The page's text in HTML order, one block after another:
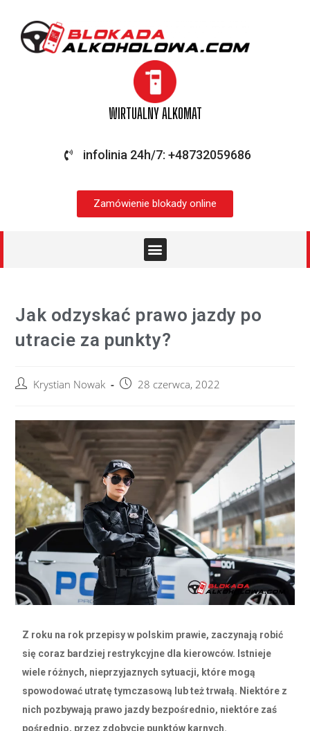
WIRTUALNY ALKOMAT
infolinia 24h/7: +48732059686
Zamówienie blokady online
Jak odzyskać prawo jazdy po
utracie za punkty?
Krystian Nowak 28 czerwca, 2022
Z roku na rok przepisy w polskim prawie, zaczynają robić
się coraz bardziej restrykcyjne dla kierowców. Istnieje
wiele różnych, nieprzyjaznych sytuacji, które mogą
spowodować utratę tymczasową lub też trwałą. Niektóre z
nich pozbywają prawo jazdy bezpośrednio, niektóre zaś
pośrednio, przez zdobycie punktów karnych.